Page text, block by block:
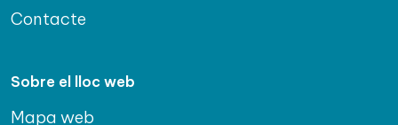
Contacte
Sobre el lloc web
Mapa web